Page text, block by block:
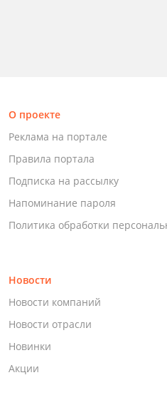
О проекте
Реклама на портале
Правила портала
Подписка на рассылку
Напоминание пароля
Политика обработки
Новости
Новости компаний
Новости отрасли
Новинки
Акции